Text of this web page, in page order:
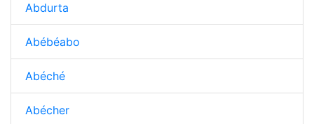
Abdurta
Abébéabo
Abéché
Abécher